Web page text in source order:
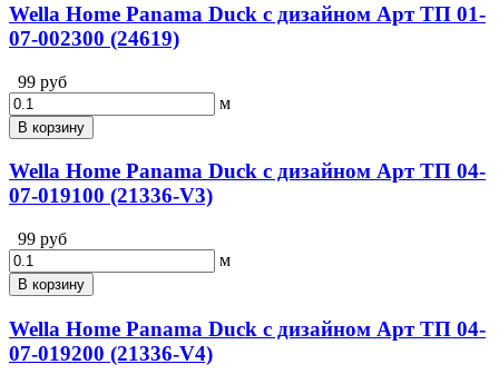
Wella Home Panama Duck с дизайном Арт ТП 01-
07-002300 (24619)
99 руб
м
В корзину
Wella Home Panama Duck с дизайном Арт ТП 04-
07-019100 (21336-V3)
99 руб
м
В корзину
Wella Home Panama Duck с дизайном Арт ТП 04-
07-019200 (21336-V4)